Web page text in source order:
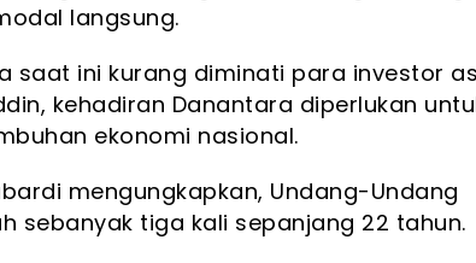
langsung.
saat ini kurang diminati para investor
kehadiran Danantara diperlukan
ekonomi nasional.
mengungkapkan, Undang-Undang
sebanyak tiga kali sepanjang 22 tahun.